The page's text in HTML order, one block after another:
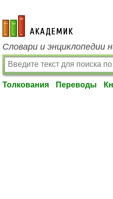
academic.ru
Словари и энциклопедии
Толкования Переводы